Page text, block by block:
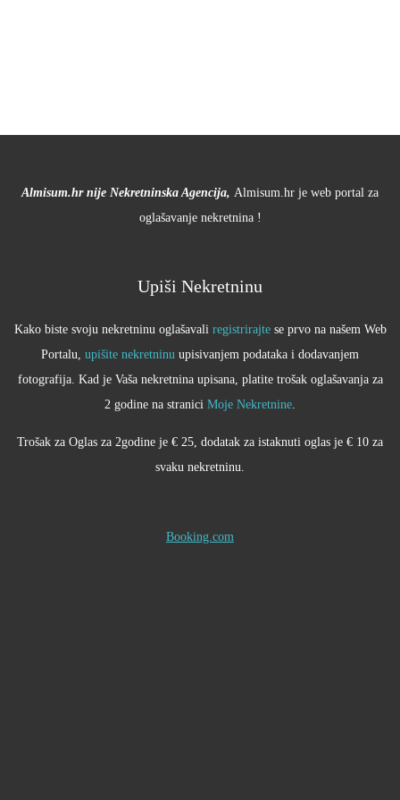
Almisum.hr nije Nekretninska Agencija, Almisum.hr je web portal za
oglašavanje nekretnina !
Upiši Nekretninu
Kako biste svoju nekretninu oglašavali registrirajtese prvo na našem Web
Portalu, upišite nekretninu upisivanjem podataka i dodavanjem
fotografija. Kad je Vaša nekretnina upisana, platite trošak oglašavanja za
2 godine na stranici Moje Nekretnine
Trošak za Oglas za 2godine je € 25, dodatak za istaknuti oglas je € 10 za
svaku nekretninu.
Booking.com